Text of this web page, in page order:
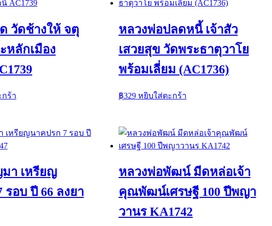
วัดช้างให้ จตุ
หลักเมือง
ร้า
หลวงพ่อปลดหนี้ เจ้าสัว
เสวยสุข วัดพระธาตุวาโย
พร้อมเลี่ยม (AC1736)
฿329 หยิบใส่ตะกร้า
า เหรียญ
รอบ ปี 66 ลงยา
หลวงพ่อพัฒน์ มีดหล่อเจ้า
คุณพัฒน์เศรษฐี 100 ปีพญา
วานร KA1742